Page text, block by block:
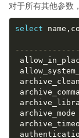
对于所有其他参数
select